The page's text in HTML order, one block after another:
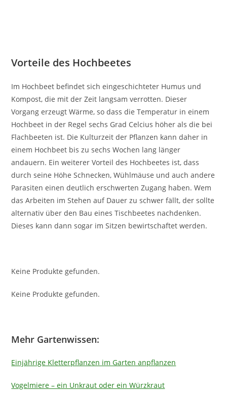
Vorteile des Hochbeetes
Im Hochbeet befindet sich eingeschichteter Humus und
Kompost, die mit der Zeit langsam verrotten. Dieser
Vorgang erzeugt Wärme, so dass die Temperatur in einem
Hochbeet in der Regel sechs Grad Celcius höher als die bei
Flachbeeten ist. Die Kulturzeit der Pflanzen kann daher in
einem Hochbeet bis zu sechs Wochen lang länger
andauern. Ein weiterer Vorteil des Hochbeetes ist, dass
durch seine Höhe Schnecken, Wühlmäuse und auch andere
Parasiten einen deutlich erschwerten Zugang haben. Wem
das Arbeiten im Stehen auf Dauer zu schwer fällt, der sollte
alternativ über den Bau eines Tischbeetes nachdenken.
Dieses kann dann sogar im Sitzen bewirtschaftet werden.
Keine Produkte gefunden.
Keine Produkte gefunden.
Mehr Gartenwissen:
Einjährige Kletterpflanzen im Garten anpflanzen
Vogelmiere – ein Unkraut oder ein Würzkraut